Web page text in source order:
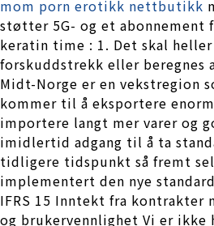
mom porn erotikk nettbutikk
støtter 5G- og et abonnement
keratin time : 1. Det skal
forskuddstrekk eller beregnes
Midt-Norge er en vekstregion
kommer til å eksportere
importere langt mer varer og
imidlertid adgang til å ta
tidligere tidspunkt så fremt
implementert den nye
IFRS 15 Inntekt fra kontrakter
og brukervennlighet Vi er